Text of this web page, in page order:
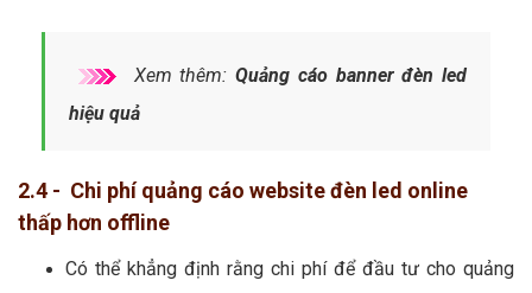
Xem thêm:Quảng cáo banner đèn led
hiệu quả
2.4 - Chi phí quảng cáo website đèn led online
thấp hơn offline
Có thể khẳng định rằng chi phí để đầu tư cho quảng